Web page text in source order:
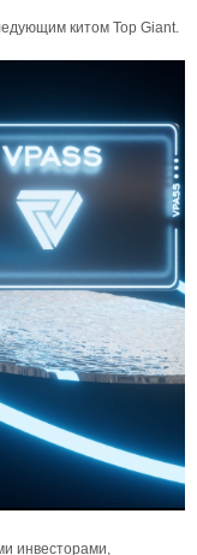
китом Top Giant.
инвесторами,